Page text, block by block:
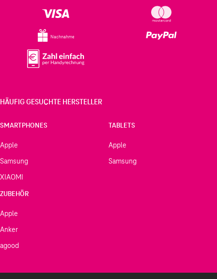
Nachnahme
HÄUFIG GESUCHTE HERSTELLER
SMARTPHONES
Apple
Samsung
XIAOMI
TABLETS
Apple
Samsung
ZUBEHÖR
Apple
Anker
agood